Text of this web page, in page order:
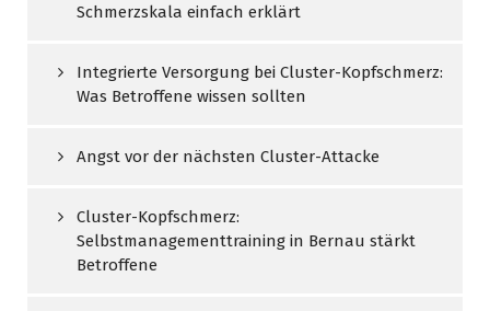
Schmerzskala einfach erklärt
Integrierte Versorgung bei Cluster-Kopfschmerz:
Was Betroffene wissen sollten
Angst vor der nächsten Cluster-Attacke
Cluster-Kopfschmerz:
Selbstmanagementtraining in Bernau stärkt
Betroffene